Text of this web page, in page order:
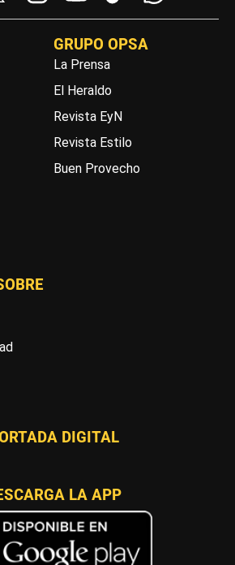
GRUPO OPSA
La Prensa
El Heraldo
Revista EyN
Revista Estilo
Buen Provecho
DIGITAL
LA APP